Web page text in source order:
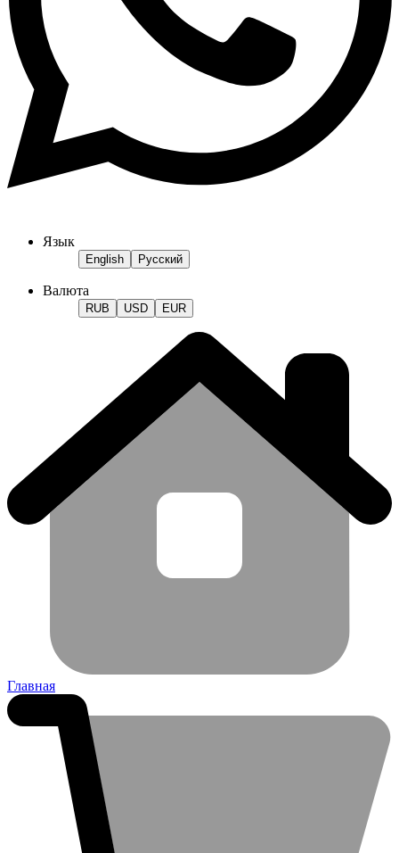
Язык
English Русский
Валюта
RUB USD EUR
Главная